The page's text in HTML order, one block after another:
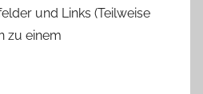
und Links (Teilweise
zu einem